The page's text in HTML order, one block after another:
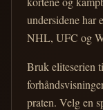
undersidene
NHL, UFC og
Bruk eliteserien
praten. Velg en